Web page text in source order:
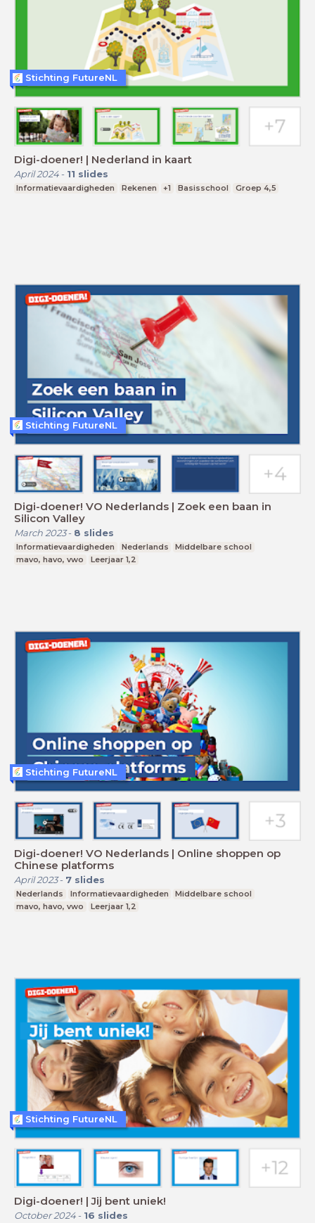
Digi-doener! | Nederland in kaart
April 2024- 11 slides
Informatievaardigheden Rekenen +1 Basisschool Groep 4,5
Stichting FutureNL
Digi-doener! VO Nederlands | Zoek een baan in
Silicon Valley
March 2023- 8 slides
Informatievaardigheden Nederlands
Middelbare school
mavo, havo, vwo
Leerjaar 1,2
Stichting FutureNL
Digi-doener! VO Nederlands | Online shoppen op
Chinese platforms
April 2023- 7 slides
Nederlands Informatievaardigheden
Middelbare school
mavo, havo, vwo
Leerjaar 1,2
Stichting FutureNL
Digi-doener! | Jij bent uniek!
October 2024- 16 slides
Stichting FutureNL